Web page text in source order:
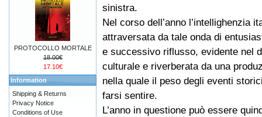
sinistra.
Nel corso dell’anno l’intellighenzia
attraversata da tale onda di
e successivo riflusso, evidente nel
culturale e riverberata da una
nella quale il peso degli eventi
farsi sentire.
L’anno in questione può essere
PROTOCOLLO MORTALE
18.00€
17.10€
Information
Shipping & Returns
Privacy Notice
Conditions of Use